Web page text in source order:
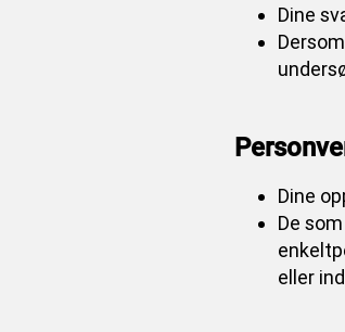
Dine
Dine
De
eller